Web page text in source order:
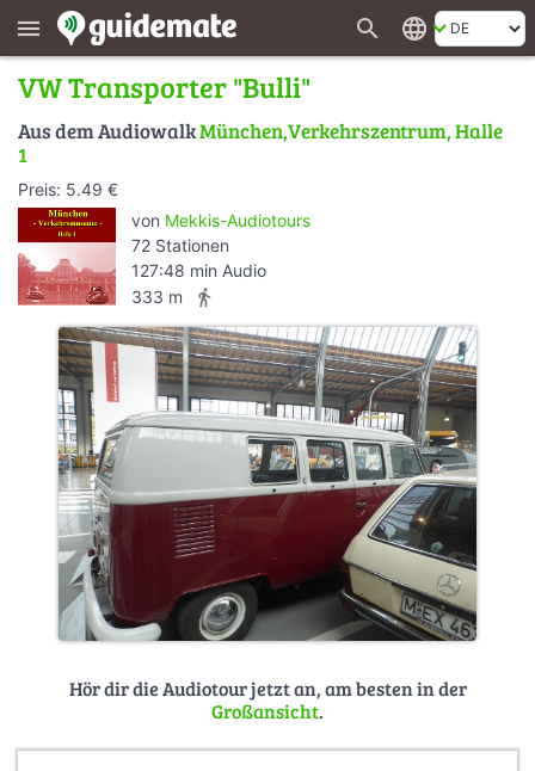
menu search language
VW Transporter "Bulli"
Aus dem AudiowalkMünchen,Verkehrszentrum, Halle
1
Preis: 5.49 €
von Mekkis-Audiotours
72 Stationen
127:48 min Audio
333 m
directions_walk
Hör dir die Audiotour jetzt an, am besten in der
Großansicht.